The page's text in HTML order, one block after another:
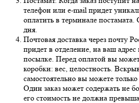
телефон или e-mail придет
оплатить в терминале
дня.
Почтовая доставка через почту
придет в отделение, на ваш
посылке. Перед оплатой вы
коробки: вес, целостность.
самостоятельно вы можете
Один заказ может содержать не
его стоимость не должна